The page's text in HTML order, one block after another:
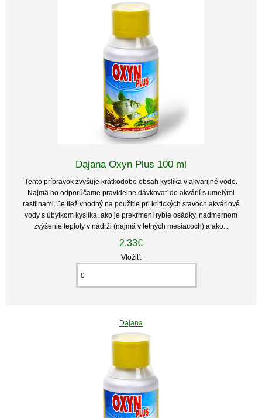
Dajana Oxyn Plus 100 ml
Tento prípravok zvyšuje krátkodobo obsah kyslíka v akvarijné vode.
Najmä ho odporúčame pravidelne dávkovať do akvárií s umelými
rastlinami. Je tiež vhodný na použitie pri kritických stavoch akváriové
vody s úbytkom kyslíka, ako je prekŕmení rybie osádky, nadmernom
zvýšenie teploty v nádrži (najmä v letných mesiacoch) a ako...
2.33€
Vložiť:
Dajana